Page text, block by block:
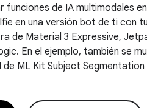
funciones de IA multimodales
en una versión bot de ti con
de Material 3 Expressive,
En el ejemplo, también se
de ML Kit Subject